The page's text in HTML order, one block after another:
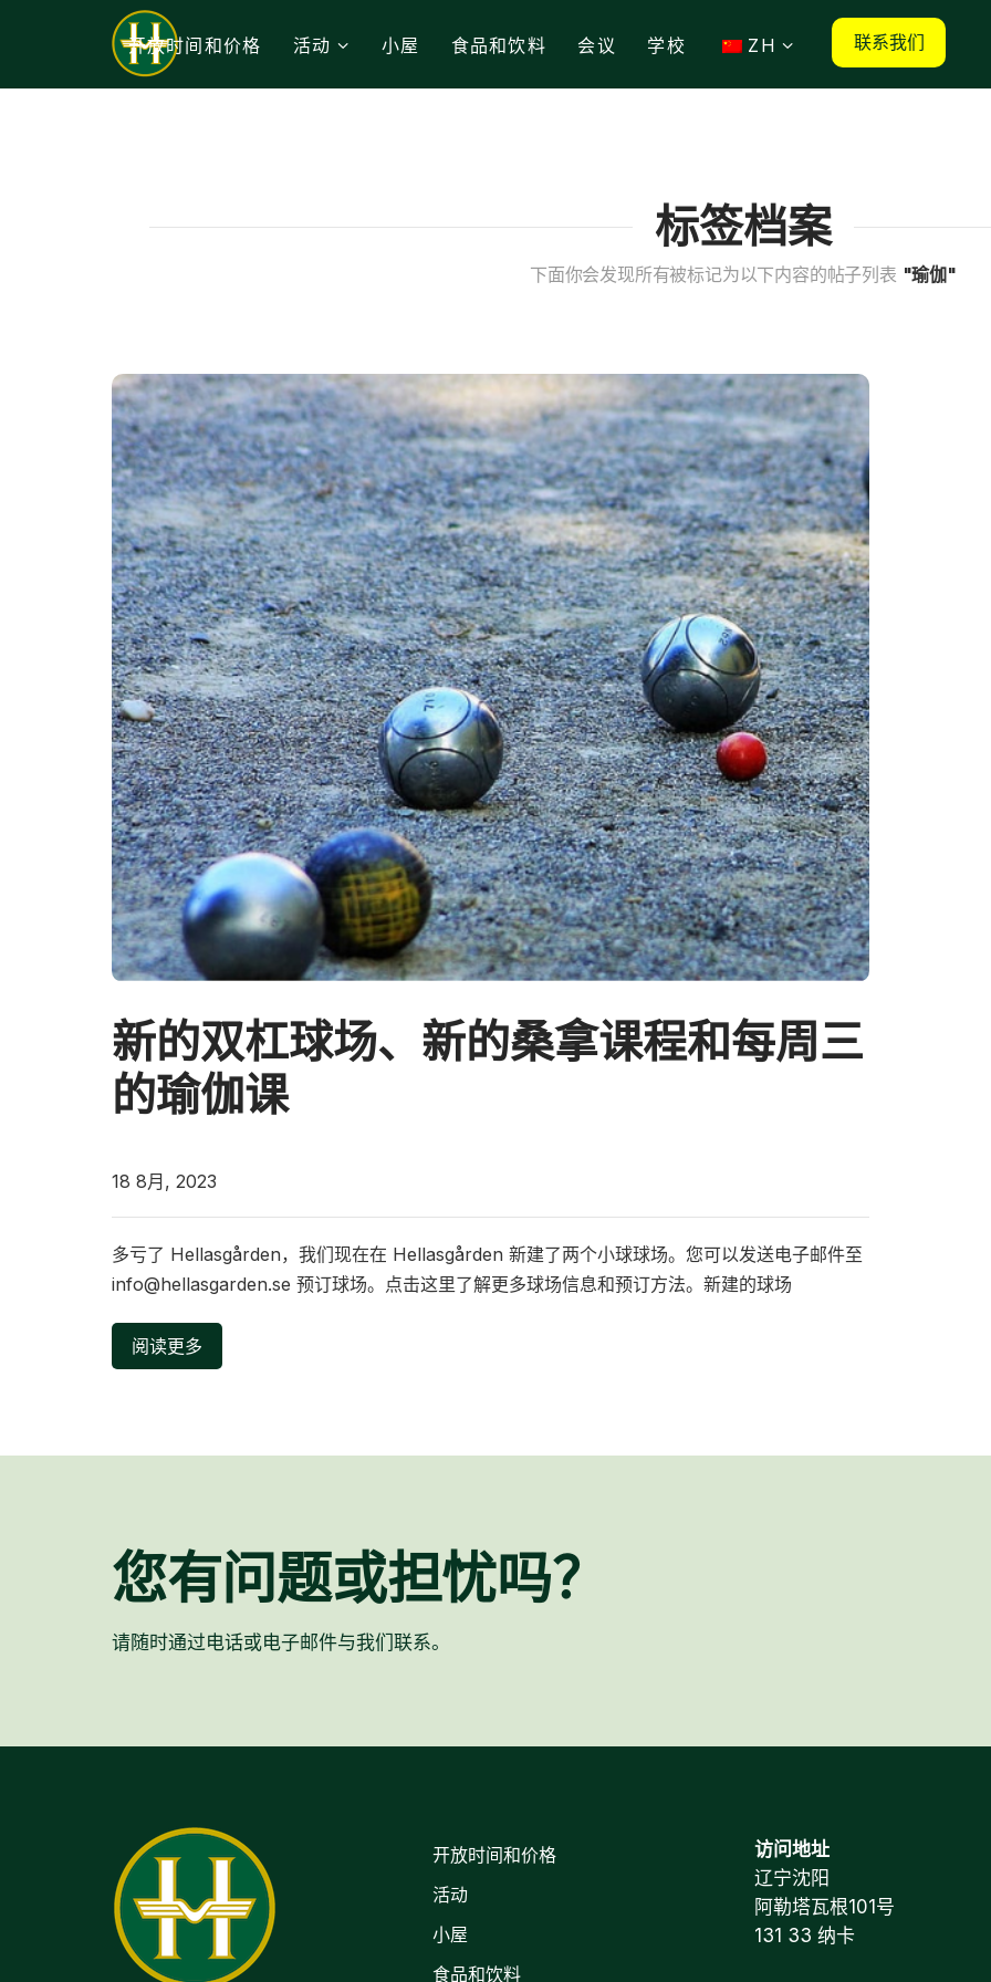
开放时间和价格 活动 小屋 食品和饮料 会议 学校 ZH 联系我们
标签档案
下面你会发现所有被标记为以下内容的帖子列表 "瑜伽"
新的双杠球场、新的桑拿课程和每周三
的瑜伽课
18 8月, 2023
多亏了 Hellasgården，我们现在在 Hellasgården 新建了两个小球球场。您可以发送电子邮件至
info@hellasgarden.se 预订球场。点击这里了解更多球场信息和预订方法。新建的球场
阅读更多
您有问题或担忧吗？
请随时通过电话或电子邮件与我们联系。
开放时间和价格
活动
小屋
食品和饮料
访问地址
辽宁沈阳
阿勒塔瓦根101号
131 33 纳卡